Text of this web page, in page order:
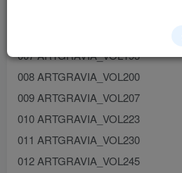
007 ARTGRAVIA_VOL193
008 ARTGRAVIA_VOL200
009 ARTGRAVIA_VOL207
010 ARTGRAVIA_VOL223
011 ARTGRAVIA_VOL230
012 ARTGRAVIA_VOL245